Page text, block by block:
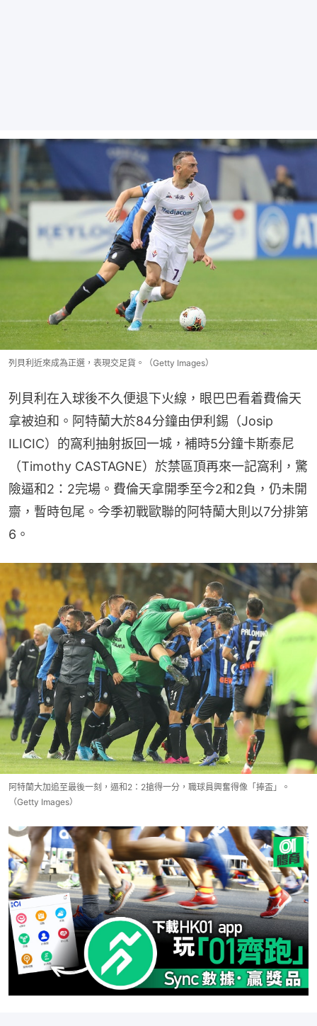
列貝利近來成為正選，表現交足貨。（Getty Images）
列貝利在入球後不久便退下火線，眼巴巴看着費倫天
拿被迫和。阿特蘭大於84分鐘由伊利錫（Josip
ILICIC）的窩利抽射扳回一城，補時5分鐘卡斯泰尼
（Timothy CASTAGNE）於禁區頂再來一記窩利，驚
險逼和2：2完場。費倫天拿開季至今2和2負，仍未開
齋，暫時包尾。今季初戰歐聯的阿特蘭大則以7分排第
6。
阿特蘭大加追至最後一刻，逼和2：2搶得一分，職球員興奮得像「捧盃」。
（Getty Images）